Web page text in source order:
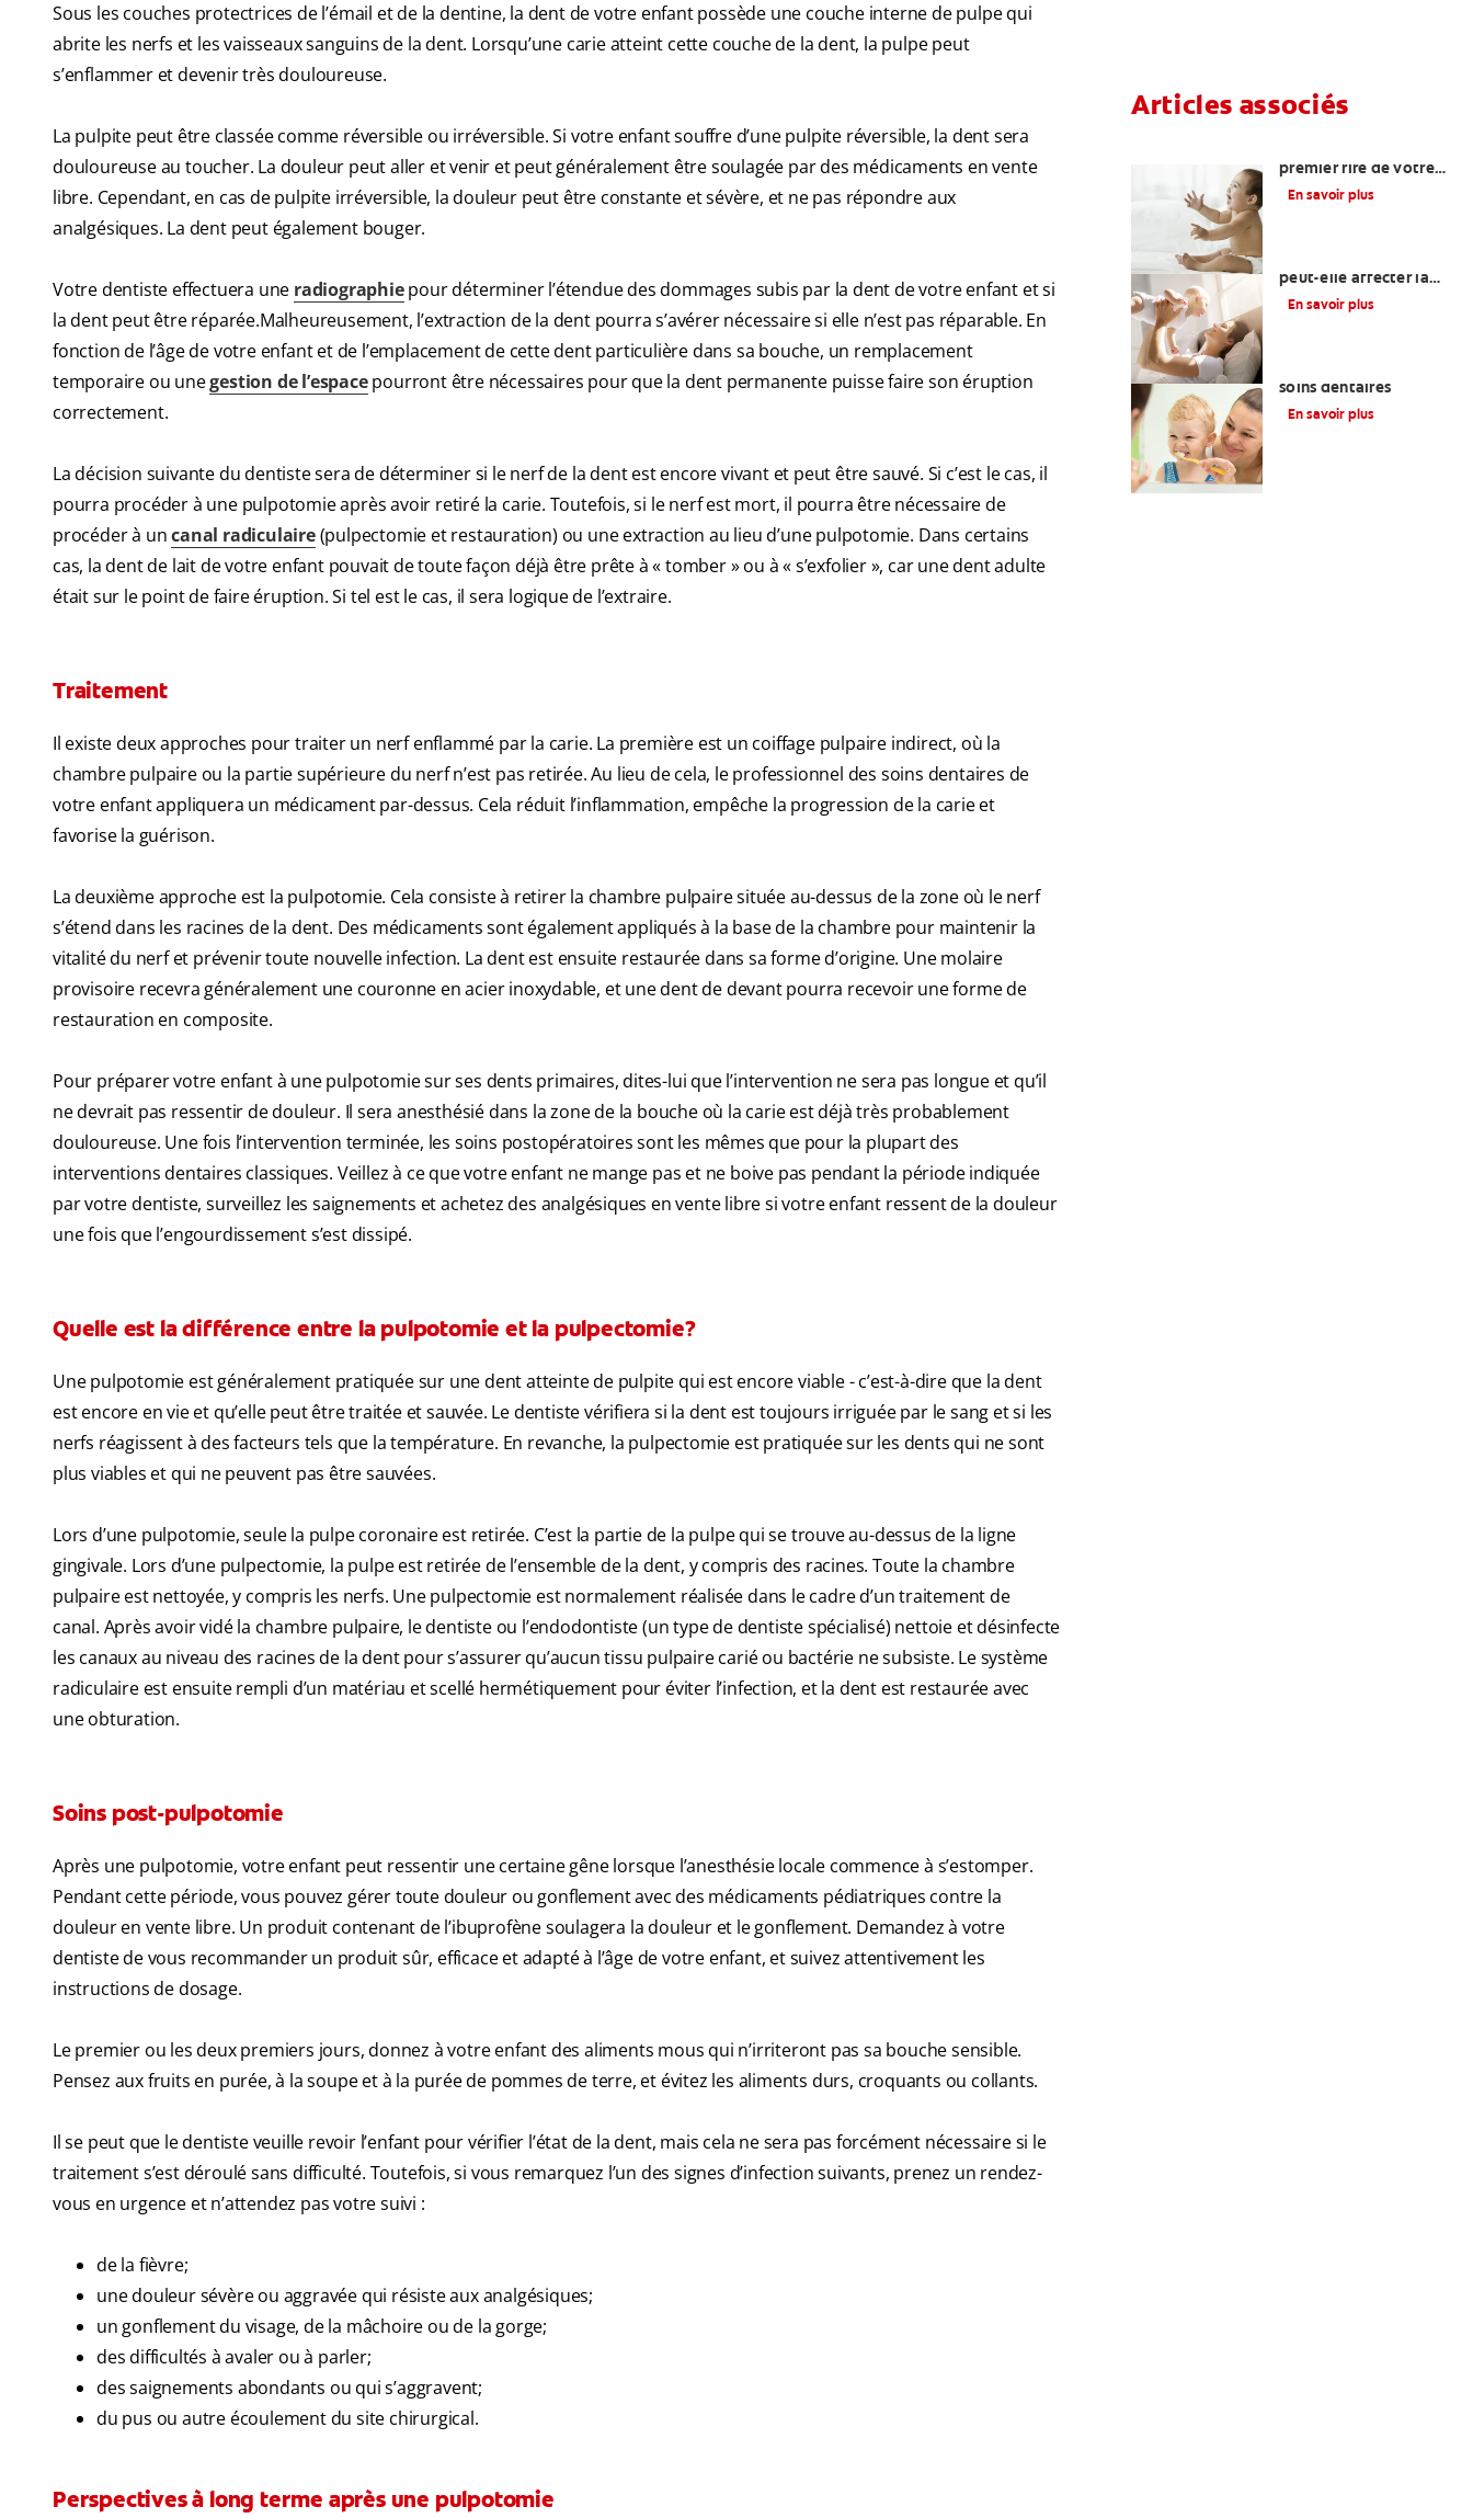
Sous les couches protectrices de l’émail et de la dentine, la dent de votre enfant possède une couche interne de pulpe qui
abrite les nerfs et les vaisseaux sanguins de la dent. Lorsqu’une carie atteint cette couche de la dent, la pulpe peut
s’enflammer et devenir très douloureuse.
La pulpite peut être classée comme réversible ou irréversible. Si votre enfant souffre d’une pulpite réversible, la dent sera
douloureuse au toucher. La douleur peut aller et venir et peut généralement être soulagée par des médicaments en vente
libre. Cependant, en cas de pulpite irréversible, la douleur peut être constante et sévère, et ne pas répondre aux
analgésiques. La dent peut également bouger.
Votre dentiste effectuera une radiographiepour déterminer l’étendue des dommages subis par la dent de votre enfant et si
la dent peut être réparée.Malheureusement, l’extraction de la dent pourra s’avérer nécessaire si elle n’est pas réparable. En
fonction de l’âge de votre enfant et de l’emplacement de cette dent particulière dans sa bouche, un remplacement
temporaire ou unegestion de l’espacepourront être nécessaires pour que la dent permanente puisse faire son éruption
correctement.
La décision suivante du dentiste sera de déterminer si le nerf de la dent est encore vivant et peut être sauvé. Si c’est le cas, il
pourra procéder à une pulpotomie après avoir retiré la carie. Toutefois, si le nerf est mort, il pourra être nécessaire de
procéder à uncanal radiculaire(pulpectomie et restauration) ou une extraction au lieu d’une pulpotomie. Dans certains
cas, la dent de lait de votre enfant pouvait de toute façon déjà être prête à « tomber » ou à « s’exfolier », car une dent adulte
était sur le point de faire éruption. Si tel est le cas, il sera logique de l’extraire.
Traitement
Il existe deux approches pour traiter un nerf enflammé par la carie. La première est un coiffage pulpaire indirect, où la
chambre pulpaire ou la partie supérieure du nerf n’est pas retirée. Au lieu de cela, le professionnel des soins dentaires de
votre enfant appliquera un médicament par-dessus. Cela réduit l’inflammation, empêche la progression de la carie et
favorise la guérison.
La deuxième approche est la pulpotomie. Cela consiste à retirer la chambre pulpaire située au-dessus de la zone où le nerf
s’étend dans les racines de la dent. Des médicaments sont également appliqués à la base de la chambre pour maintenir la
vitalité du nerf et prévenir toute nouvelle infection. La dent est ensuite restaurée dans sa forme d’origine. Une molaire
provisoire recevra généralement une couronne en acier inoxydable, et une dent de devant pourra recevoir une forme de
restauration en composite.
Pour préparer votre enfant à une pulpotomie sur ses dents primaires, dites-lui que l’intervention ne sera pas longue et qu’il
ne devrait pas ressentir de douleur. Il sera anesthésié dans la zone de la bouche où la carie est déjà très probablement
douloureuse. Une fois l’intervention terminée, les soins postopératoires sont les mêmes que pour la plupart des
interventions dentaires classiques. Veillez à ce que votre enfant ne mange pas et ne boive pas pendant la période indiquée
par votre dentiste, surveillez les saignements et achetez des analgésiques en vente libre si votre enfant ressent de la douleur
une fois que l’engourdissement s’est dissipé.
Quelle est la différence entre la pulpotomie et la pulpectomie?
Une pulpotomie est généralement pratiquée sur une dent atteinte de pulpite qui est encore viable - c’est-à-dire que la dent
est encore en vie et qu’elle peut être traitée et sauvée. Le dentiste vérifiera si la dent est toujours irriguée par le sang et si les
nerfs réagissent à des facteurs tels que la température. En revanche, la pulpectomie est pratiquée sur les dents qui ne sont
plus viables et qui ne peuvent pas être sauvées.
Lors d’une pulpotomie, seule la pulpe coronaire est retirée. C’est la partie de la pulpe qui se trouve au-dessus de la ligne
gingivale. Lors d’une pulpectomie, la pulpe est retirée de l’ensemble de la dent, y compris des racines. Toute la chambre
pulpaire est nettoyée, y compris les nerfs. Une pulpectomie est normalement réalisée dans le cadre d’un traitement de
canal. Après avoir vidé la chambre pulpaire, le dentiste ou l’endodontiste (un type de dentiste spécialisé) nettoie et désinfecte
les canaux au niveau des racines de la dent pour s’assurer qu’aucun tissu pulpaire carié ou bactérie ne subsiste. Le système
radiculaire est ensuite rempli d’un matériau et scellé hermétiquement pour éviter l’infection, et la dent est restaurée avec
une obturation.
Soins post-pulpotomie
Après une pulpotomie, votre enfant peut ressentir une certaine gêne lorsque l’anesthésie locale commence à s’estomper.
Pendant cette période, vous pouvez gérer toute douleur ou gonflement avec des médicaments pédiatriques contre la
douleur en vente libre. Un produit contenant de l’ibuprofène soulagera la douleur et le gonflement. Demandez à votre
dentiste de vous recommander un produit sûr, efficace et adapté à l’âge de votre enfant, et suivez attentivement les
instructions de dosage.
Le premier ou les deux premiers jours, donnez à votre enfant des aliments mous qui n’irriteront pas sa bouche sensible.
Pensez aux fruits en purée, à la soupe et à la purée de pommes de terre, et évitez les aliments durs, croquants ou collants.
Il se peut que le dentiste veuille revoir l’enfant pour vérifier l’état de la dent, mais cela ne sera pas forcément nécessaire si le
traitement s’est déroulé sans difficulté. Toutefois, si vous remarquez l’un des signes d’infection suivants, prenez un rendez-
vous en urgence et n’attendez pas votre suivi :
de la fièvre;
une douleur sévère ou aggravée qui résiste aux analgésiques;
un gonflement du visage, de la mâchoire ou de la gorge;
des difficultés à avaler ou à parler;
des saignements abondants ou qui s’aggravent;
du pus ou autre écoulement du site chirurgical.
Perspectives à long terme après une pulpotomie
Articles associés
premier rire de votre
bébé et d’autres
étapes importantes?
En savoir plus
peut-elle affecter la
santé bucco-dentaire
de votre bébé?
En savoir plus
soins dentaires
En savoir plus